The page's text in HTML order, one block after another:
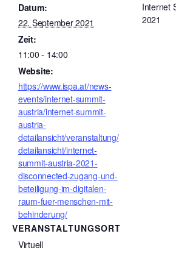
Datum:
22. September 2021
Zeit:
11:00 - 14:00
Website:
https://www.ispa.at/news-
events/internet-summit-
austria/internet-summit-
austria-
detailansicht/veranstaltung/
detailansicht/internet-
summit-austria-2021-
disconnected-zugang-und-
beteiligung-im-digitalen-
raum-fuer-menschen-mit-
behinderung/
VERANSTALTUNGSORT
Virtuell
Internet
2021